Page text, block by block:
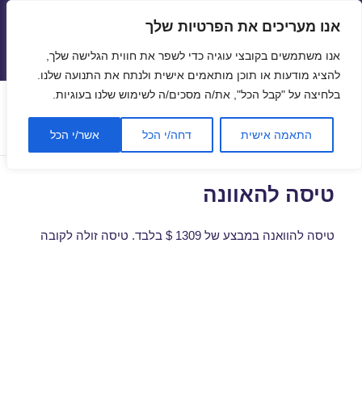
אנו מעריכים את הפרטיות שלך
אנו משתמשים בקובצי עוגיה כדי לשפר את חווית הגלישה שלך,
להציג מודעות או תוכן מותאמים אישית ולנתח את התנועה שלנו.
בלחיצה על "קבל הכל", את/ה מסכים/ה לשימוש שלנו בעוגיות.
התאמה אישית דחה/י הכל אשר/י הכל
תפריטים
ווידג'טים
קטגוריה:טיסה להאוונה
טיסה להאוונה
טיסה להוואנה במבצע של 1309 $ בלבד. טיסה זולה לקובה